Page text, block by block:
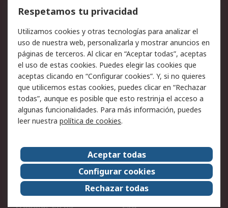
Cómo realizar pedidos
Devoluciones
Facturación y pago
Ofertas
Soporte técnico
Legal
Aviso legal
Política de privacidad -
Actualizada
Política sobre cookies
Seguridad de emails
Certificaciones de
Condiciones de venta
Acerca de RS
Acerca de RS
RS Group
RS en el mundo
Sala de prensa
Trabajar en RS
ESG
Respetamos tu privacidad
Utilizamos cookies y otras tecnologías para analizar el
uso de nuestra web, personalizarla y mostrar anuncios en
páginas de terceros. Al clicar en “Aceptar todas”, aceptas
el uso de estas cookies. Puedes elegir las cookies que
aceptas clicando en “Configurar cookies”. Y, si no quieres
que utilicemos estas cookies, puedes clicar en “Rechazar
todas”, aunque es posible que esto restrinja el acceso a
algunas funcionalidades. Para más información, puedes
leer nuestra política de cookies.
Aceptar todas
Configurar cookies
Rechazar todas